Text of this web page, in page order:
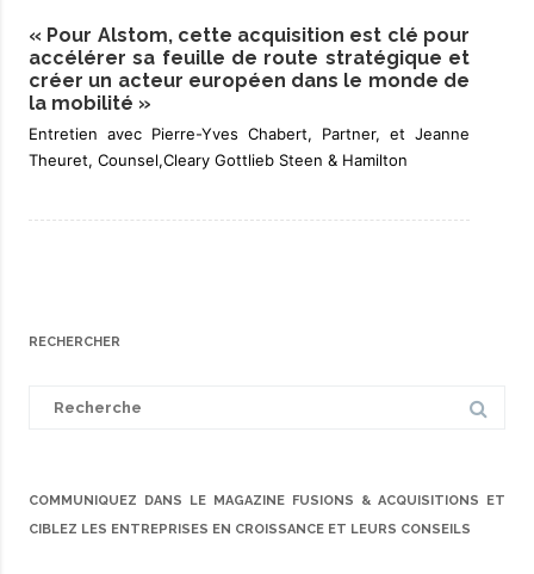
« Pour Alstom, cette acquisition est clé pour
accélérer sa feuille de route stratégique et
créer un acteur européen dans le monde de
la mobilité »
Entretien avec Pierre-Yves Chabert, Partner, et Jeanne
Theuret, Counsel,Cleary Gottlieb Steen & Hamilton
RECHERCHER
COMMUNIQUEZ DANS LE MAGAZINE FUSIONS & ACQUISITIONS ET
CIBLEZ LES ENTREPRISES EN CROISSANCE ET LEURS CONSEILS